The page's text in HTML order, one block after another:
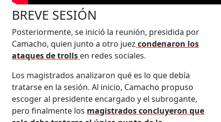
BREVE SESIÓN
Posteriormente, se inició la reunión, presidida por
Camacho, quien junto a otro juez condenaron los
ataques de trolls en redes sociales.
Los magistrados analizaron qué es lo que debía
tratarse en la sesión. Al inicio, Camacho propuso
escoger al presidente encargado y el subrogante,
pero finalmente los magistrados concluyeron que